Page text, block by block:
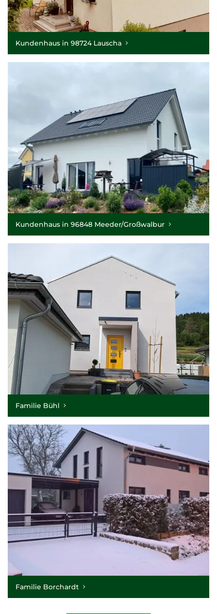
Kundenhaus in 98724 Lauscha
Kundenhaus in 96848 Meeder/Großwalbur
Familie Bühl
Familie Borchardt